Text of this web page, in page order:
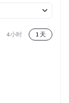
4小时 1 天